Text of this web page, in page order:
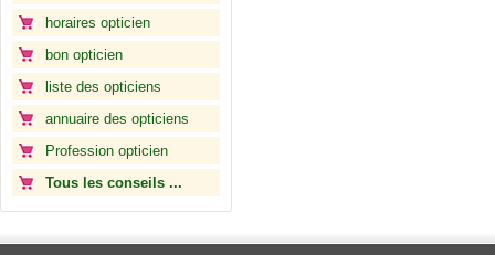
horaires opticien
bon opticien
liste des opticiens
annuaire des opticiens
Profession opticien
Tous les conseils ...